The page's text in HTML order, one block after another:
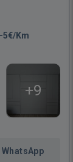
5€/Km
+9
WhatsApp